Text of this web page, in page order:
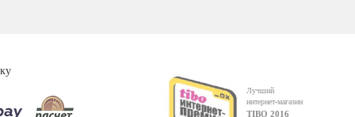
Лучший
интернет-магазин
TIBO 2016